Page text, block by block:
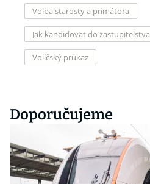
Volba starosty a primátora
Jak kandidovat do zastupitelstva
Voličský průkaz
Doporučujeme